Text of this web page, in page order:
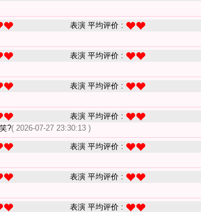
表演 平均评价 :
表演 平均评价 :
表演 平均评价 :
表演 平均评价 :
?( 2026-07-27 23:30:13 )
表演 平均评价 :
表演 平均评价 :
表演 平均评价 :